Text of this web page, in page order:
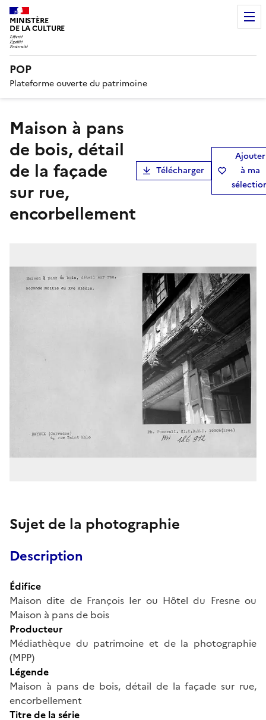
MINISTÈRE
DE LA CULTURE
POP
Plateforme ouverte du patrimoine
Maison à pans
de bois, détail
de la façade
sur rue,
encorbellement
Télécharger
Ajouter
à ma
Sujet de la photographie
Description
Édifice
Maison dite de François Ier ou Hôtel du Fresne ou
Maison à pans de bois
Producteur
Médiathèque du patrimoine et de la photographie
(MPP)
Légende
Maison à pans de bois, détail de la façade sur rue,
encorbellement
Titre de la série